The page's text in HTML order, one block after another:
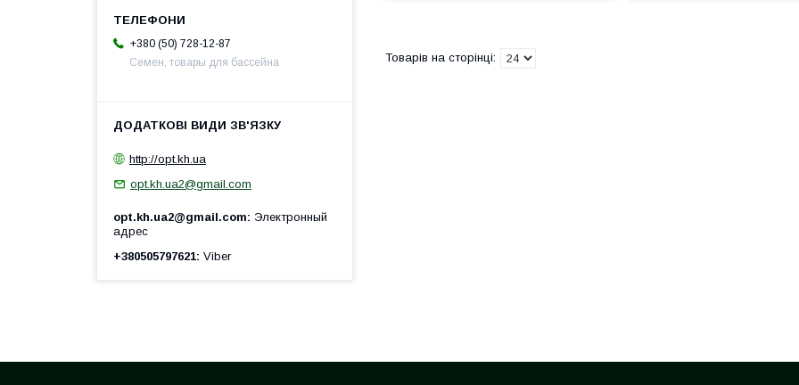
+380 (50) 728-12-87
Семен, товары для бассейна
http://opt.kh.ua
opt.kh.ua2@gmail.com
opt.kh.ua2@gmail.com
Электронный
адрес
+380505797621 Viber